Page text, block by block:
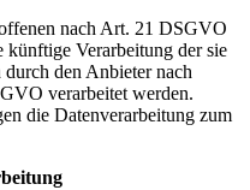
nach Art. 21 DSGVO
künftige Verar­beitung der sie
den Anbieter nach
verar­beitet werden.
die Daten­ver­ar­beitung zum